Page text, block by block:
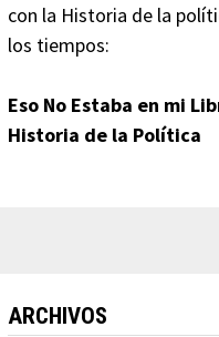
con la Historia de la
los tiempos:
Eso No Estaba en mi
Historia de la Política
ARCHIVOS